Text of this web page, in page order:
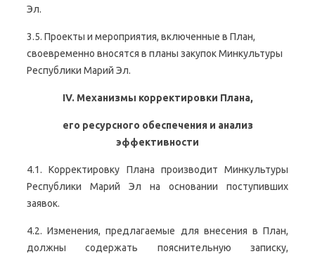
Эл.
3.5. Проекты и мероприятия, включенные в План,
своевременно вносятся в планы закупок Минкультуры
Республики Марий Эл.
IV. Механизмы корректировки Плана,
его ресурсного обеспечения и анализ
эффективности
4.1. Корректировку Плана производит Минкультуры
Республики Марий Эл на основании поступивших
заявок.
4.2. Изменения, предлагаемые для внесения в План,
должны содержать пояснительную записку,